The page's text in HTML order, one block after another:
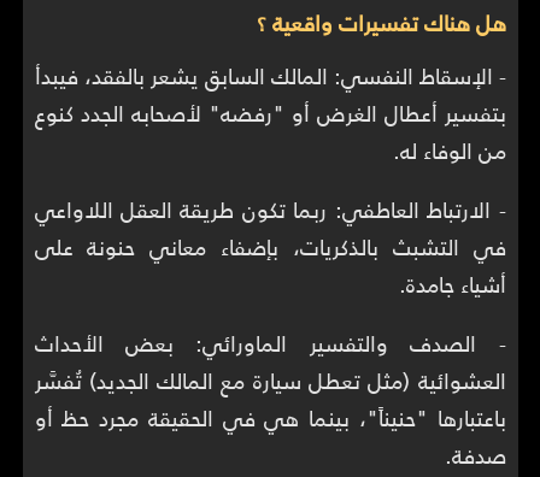
هل هناك تفسيرات واقعية ؟
- الإسقاط النفسي: المالك السابق يشعر بالفقد، فيبدأ
بتفسير أعطال الغرض أو "رفضه" لأصحابه الجدد كنوع
من الوفاء له.
- الارتباط العاطفي: ربما تكون طريقة العقل اللاواعي
في التشبث بالذكريات، بإضفاء معاني حنونة على
أشياء جامدة.
- الصدف والتفسير الماورائي: بعض الأحداث
العشوائية (مثل تعطل سيارة مع المالك الجديد) تُفسَّر
باعتبارها "حنيناً"، بينما هي في الحقيقة مجرد حظ أو
صدفة.